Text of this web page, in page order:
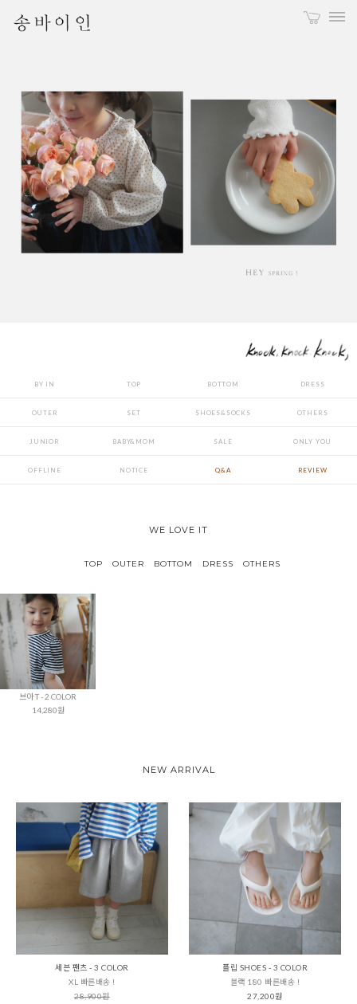
BY IN TOP BOTTOM DRESS
OUTER SET SHOES&SOCKS OTHERS
JUNIOR BABY&MOM SALE ONLY YOU
OFFLINE NOTICE Q&A REVIEW
WE LOVE IT
TOP OUTER BOTTOM DRESS OTHERS
브아 T - 2 COLOR
14,280원
NEW ARRIVAL
세븐 팬츠 - 3 COLOR
XL 빠른배송 !
28,900원
플립 SHOES - 3 COLOR
블랙 180 빠른배송 !
27,200원